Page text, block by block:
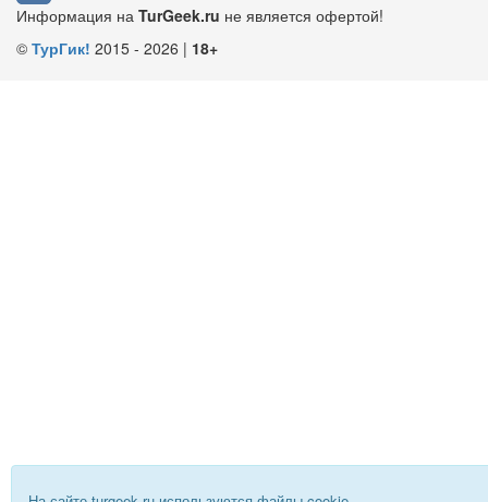
Информация на TurGeek.ru не является офертой!
© ТурГик! 2015 - 2026 | 18+